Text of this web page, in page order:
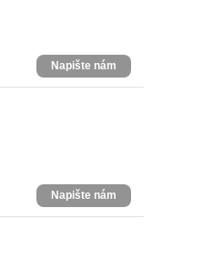
Napište nám
Napište nám